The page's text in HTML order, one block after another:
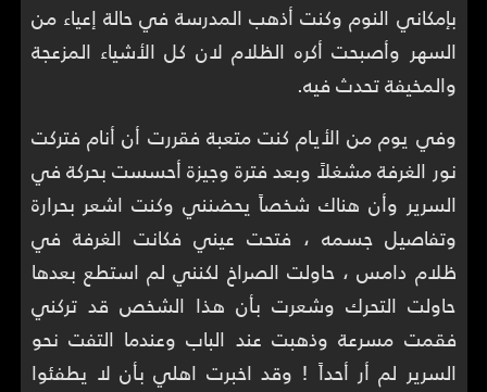
بإمكاني النوم وكنت أذهب المدرسة في حالة إعياء من
السهر وأصبحت أكره الظلام لان كل الأشياء المزعجة
والمخيفة تحدث فيه.
وفي يوم من الأيام كنت متعبة فقررت أن أنام فتركت
نور الغرفة مشغلاً وبعد فترة وجيزة أحسست بحركة في
السرير وأن هناك شخصاً يحضنني وكنت اشعر بحرارة
وتفاصيل جسمه ، فتحت عيني فكانت الغرفة في
ظلام دامس ، حاولت الصراخ لكنني لم استطع بعدها
حاولت التحرك وشعرت بأن هذا الشخص قد تركني
فقمت مسرعة وذهبت عند الباب وعندما التفت نحو
السرير لم أر أحداً ! وقد اخبرت اهلي بأن لا يطفئوا